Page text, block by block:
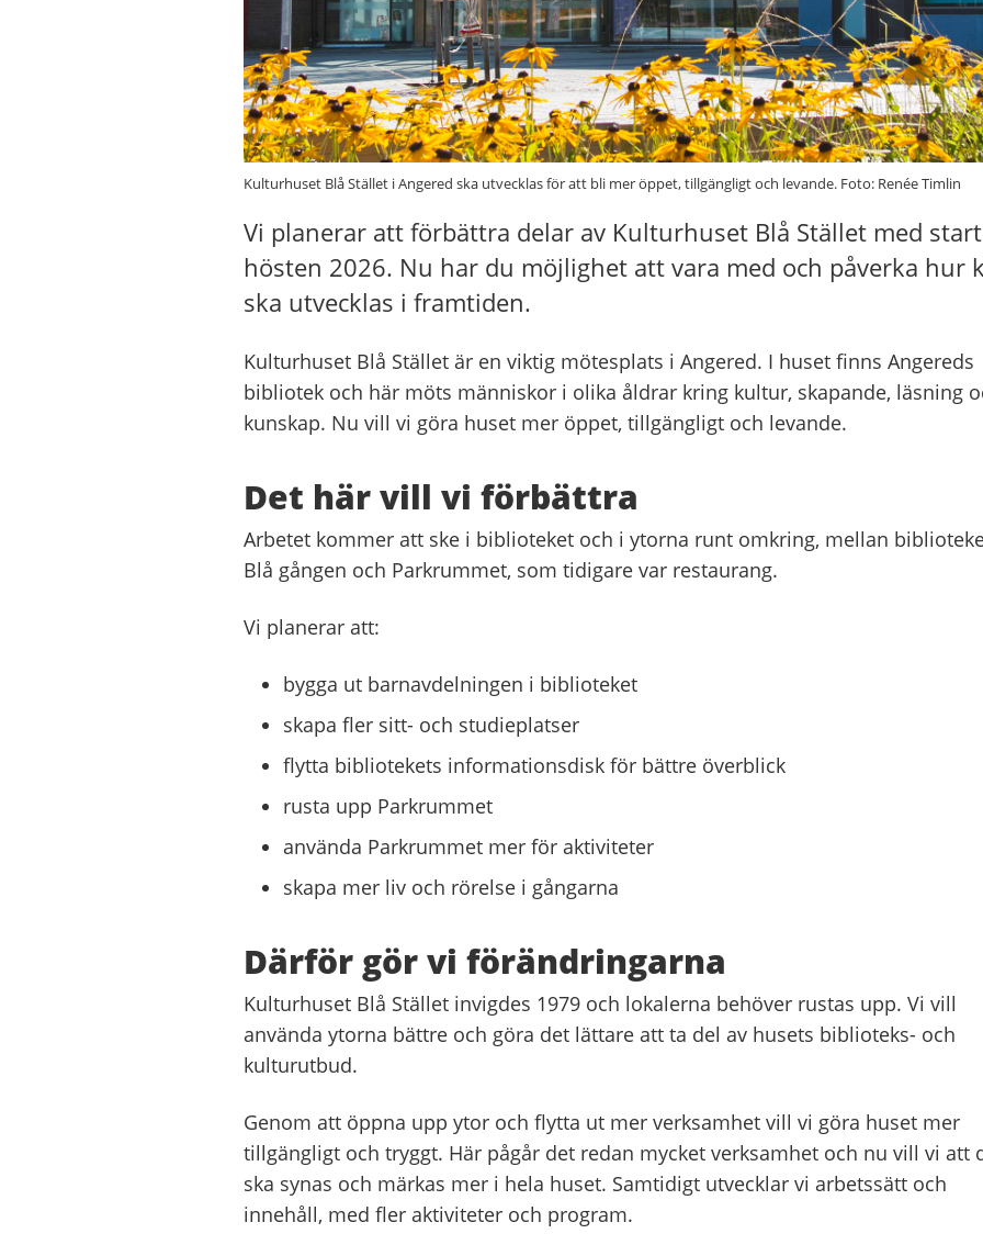
Kulturhuset Blå Stället i Angered ska utvecklas för att bli mer öppet, tillgängligt och levande. Foto: Renée Timlin
Vi planerar att förbättra delar av Kulturhuset Blå Stället med
hösten 2026. Nu har du möjlighet att vara med och påverka hur
ska utvecklas i framtiden.
Kulturhuset Blå Stället är en viktig mötesplats i Angered. I huset finns Angereds
bibliotek och här möts människor i olika åldrar kring kultur, skapande, läsning
kunskap. Nu vill vi göra huset mer öppet, tillgängligt och levande.
Det här vill vi förbättra
Arbetet kommer att ske i biblioteket och i ytorna runt omkring, mellan
Blå gången och Parkrummet, som tidigare var restaurang.
Vi planerar att:
bygga ut barnavdelningen i biblioteket
skapa fler sitt- och studieplatser
flytta bibliotekets informationsdisk för bättre överblick
rusta upp Parkrummet
använda Parkrummet mer för aktiviteter
skapa mer liv och rörelse i gångarna
Därför gör vi förändringarna
Kulturhuset Blå Stället invigdes 1979 och lokalerna behöver rustas upp. Vi vill
använda ytorna bättre och göra det lättare att ta del av husets biblioteks- och
kulturutbud.
Genom att öppna upp ytor och flytta ut mer verksamhet vill vi göra huset mer
tillgängligt och tryggt. Här pågår det redan mycket verksamhet och nu vill vi att
ska synas och märkas mer i hela huset. Samtidigt utvecklar vi arbetssätt och
innehåll, med fler aktiviteter och program.